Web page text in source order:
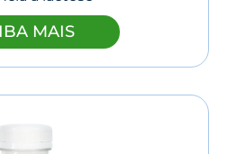
MAIS